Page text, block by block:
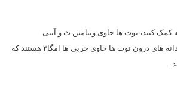
کمک کنند، توت ها حاوی ویتامین ث و آنتی
درون توت ها حاوی چربی ها امگا۳ هستند که